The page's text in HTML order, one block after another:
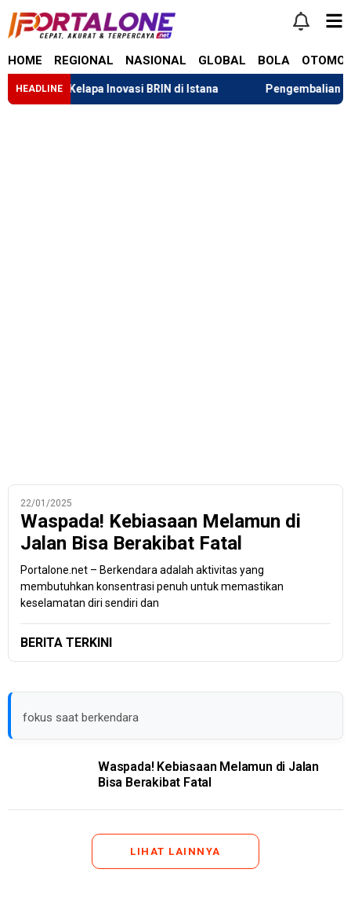
HOME REGIONAL NASIONAL GLOBAL BOLA
HEADLINE
Sabut Kelapa Inovasi BRIN di Istana Pengembalian Dana
22/01/2025
Waspada! Kebiasaan Melamun di
Jalan Bisa Berakibat Fatal
Portalone.net – Berkendara adalah aktivitas yang
membutuhkan konsentrasi penuh untuk memastikan
keselamatan diri sendiri dan
BERITA TERKINI
fokus saat berkendara
Waspada! Kebiasaan Melamun di Jalan
Bisa Berakibat Fatal
LIHAT LAINNYA